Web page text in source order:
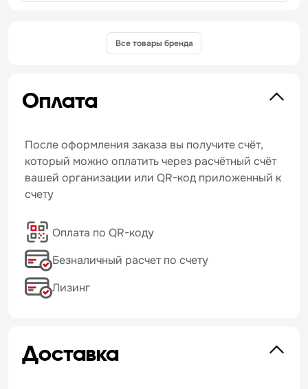
Все товары бренда
Оплата
После оформления заказа вы получите счёт,
который можно оплатить через расчётный счёт
вашей организации или QR-код приложенный к
счету
Оплата по QR-коду
Безналичный расчет по счету
Лизинг
Доставка